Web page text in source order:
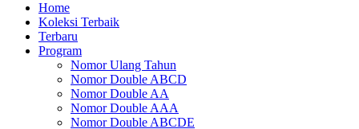
Home
Koleksi Terbaik
Terbaru
Program
Nomor Ulang Tahun
Nomor Double ABCD
Nomor Double AA
Nomor Double AAA
Nomor Double ABCDE